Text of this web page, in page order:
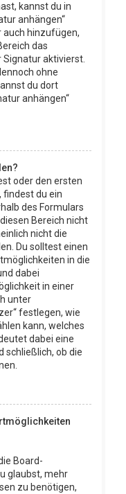
kannst du in
anhängen“
auch hinzufügen,
das
aktivierst.
ohne
du dort
anhängen“
oder den ersten
findest du ein
des Formulars
Bereich nicht
nicht die
Du solltest einen
in die
dabei
in einer
unter
festlegen, wie
kann, welches
dabei eine
schließlich, ob die
Board-
glaubst, mehr
zu benötigen,